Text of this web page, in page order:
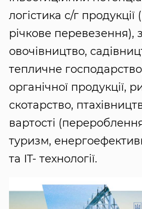
логістика с/г
річкове перевезення),
овочівництво,
тепличне
органічної продукції,
скотарство,
вартості
туризм,
та IT- технології.